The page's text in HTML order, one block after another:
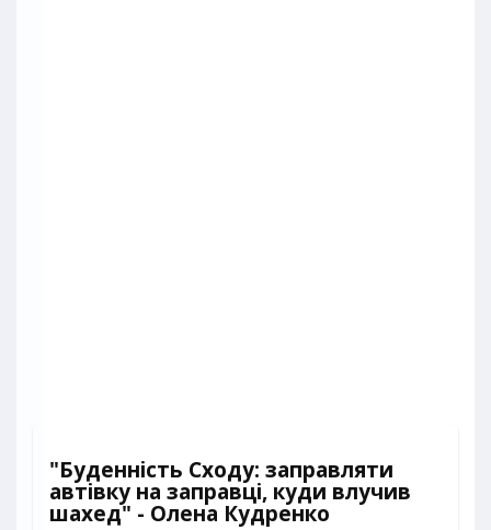
"Буденність Сходу: заправляти
автівку на заправці, куди влучив
шахед" - Олена Кудренко